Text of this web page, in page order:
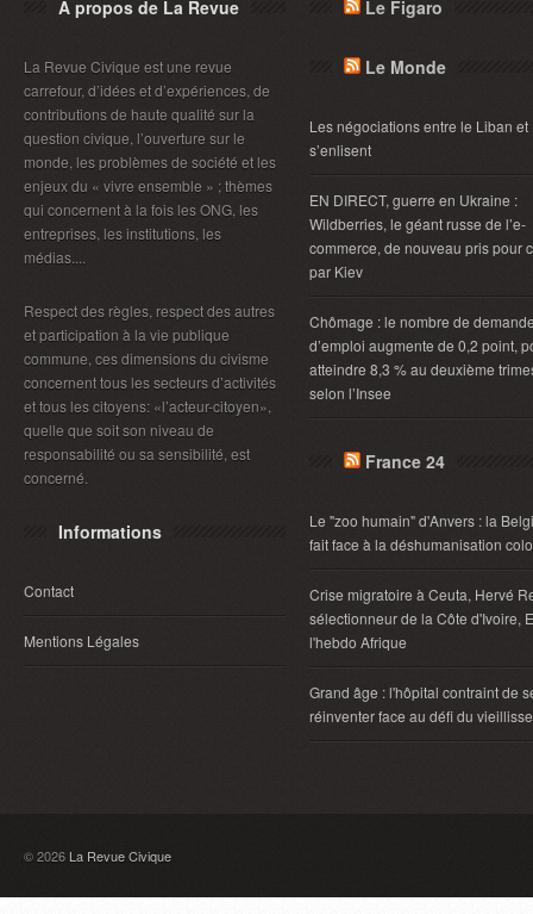
À propos de La Revue
La Revue Civique est une revue
carrefour, d’idées et d’expériences, de
contributions de haute qualité sur la
question civique, l’ouverture sur le
monde, les problèmes de société et les
enjeux du « vivre ensemble » ; thèmes
qui concernent à la fois les ONG, les
entreprises, les institutions, les
médias....
Respect des règles, respect des autres
et participation à la vie publique
commune, ces dimensions du civisme
concernent tous les secteurs d’activités
et tous les citoyens: «l’acteur-citoyen»,
quelle que soit son niveau de
responsabilité ou sa sensibilité, est
concerné.
Informations
Contact
Mentions Légales
Le Figaro
Le Monde
Les négociations entre le Liban et
s’enlisent
EN DIRECT, guerre en Ukraine :
Wildberries, le géant russe de l’e-
commerce, de nouveau pris pour
par Kiev
Chômage : le nombre de
d’emploi augmente de 0,2 point,
atteindre 8,3 % au deuxième
selon l’Insee
France 24
Le "zoo humain" d'Anvers : la
fait face à la déshumanisation
Crise migratoire à Ceuta, Hervé
sélectionneur de la Côte d'Ivoire,
l'hebdo Afrique
Grand âge : l'hôpital contraint de
réinventer face au défi du
© 2026 La Revue Civique